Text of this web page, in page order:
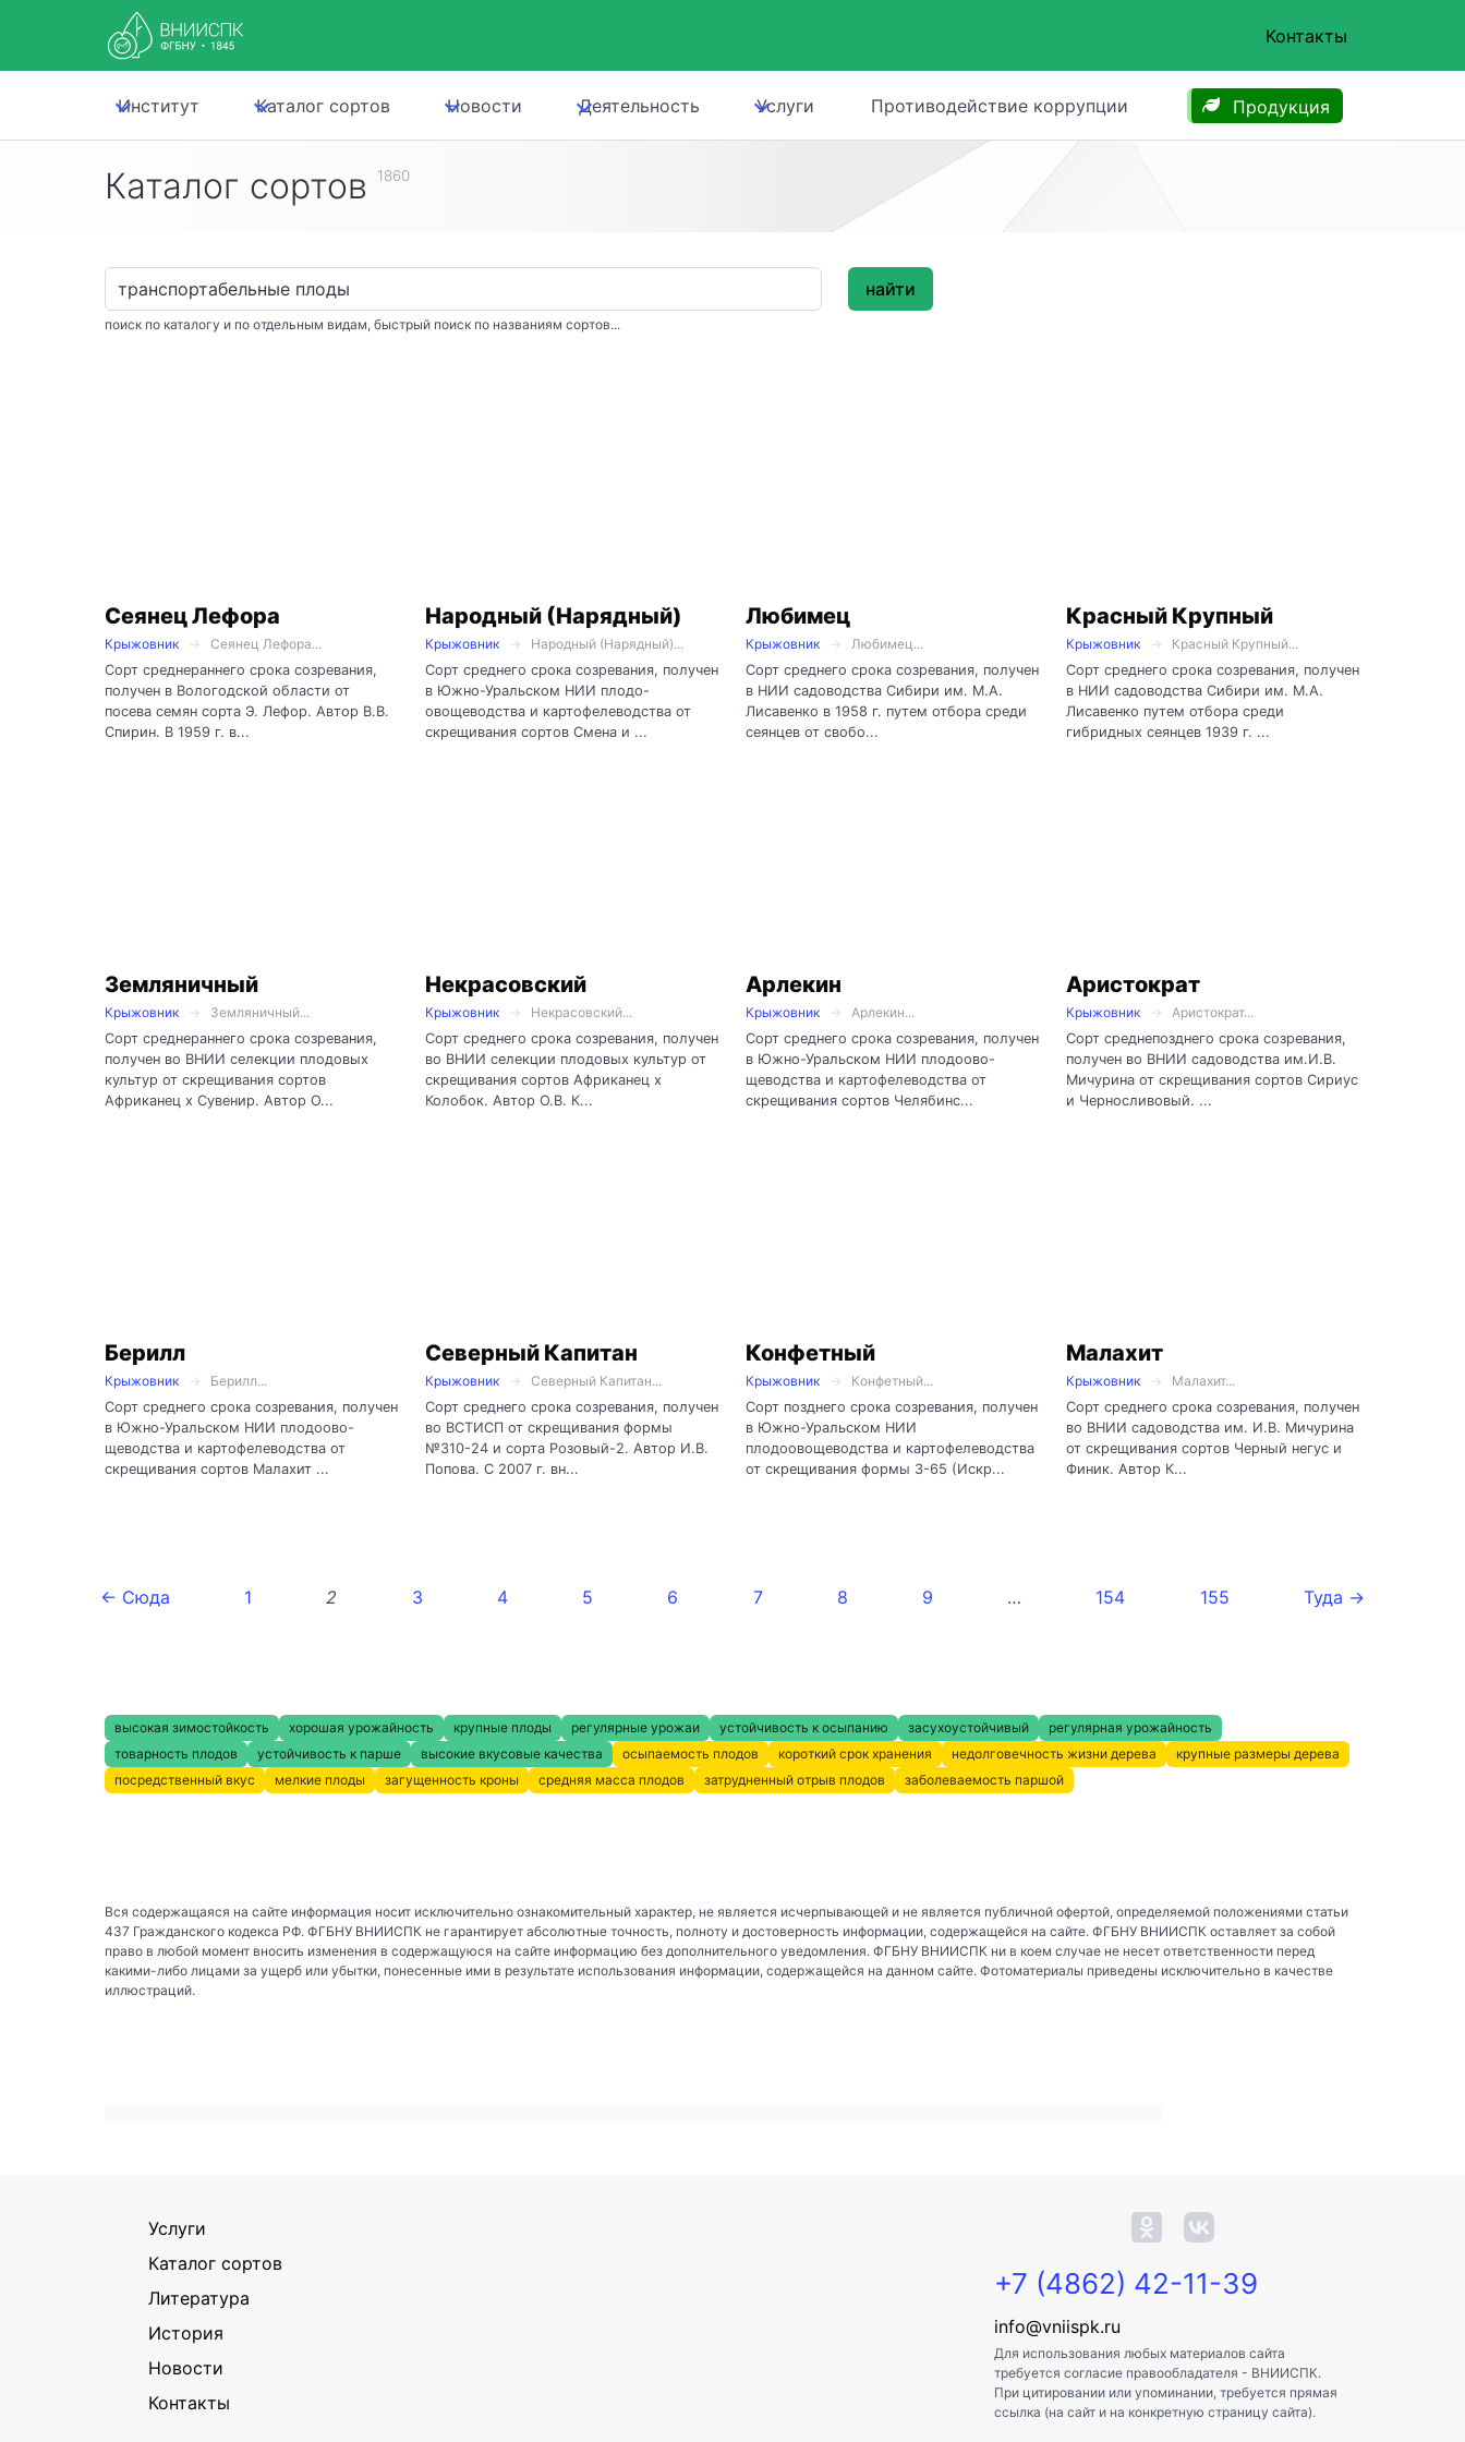
Контакты
Институт Каталог сортов Новости Деятельность Услуги Противодействие коррупции Продукция
Каталог сортов 1860
поиск по каталогу и по отдельным видам, быстрый поиск по названиям сортов...
найти
Сеянец Лефора
Крыжовник
Сеянец Лефора...
Сорт среднераннего срока созревания,
получен в Вологодской области от
посева семян сорта Э. Лефор. Автор В.В.
Спирин. В 1959 г. в...
Народный (Нарядный)
Крыжовник
Народный (Нарядный)...
Сорт среднего срока созревания, получен
в Южно-Уральском НИИ плодо-
овощеводства и картофелеводства от
скрещивания сортов Смена и ...
Любимец
Крыжовник
Любимец...
Сорт среднего срока созревания, получен
в НИИ садоводства Сибири им. М.А.
Лисавенко в 1958 г. путем отбора среди
сеянцев от свобо...
Красный Крупный
Крыжовник
Красный Крупный...
Сорт среднего срока созревания, получен
в НИИ садоводства Сибири им. М.А.
Лисавенко путем отбора среди
гибридных сеянцев 1939 г. ...
Земляничный
Крыжовник
Земляничный...
Сорт среднераннего срока созревания,
получен во ВНИИ селекции плодовых
культур от скрещивания сортов
Африканец х Сувенир. Автор О...
Некрасовский
Крыжовник
Некрасовский...
Сорт среднего срока созревания, получен
во ВНИИ селекции плодовых культур от
скрещивания сортов Африканец х
Колобок. Автор О.В. К...
Арлекин
Крыжовник
Арлекин...
Сорт среднего срока созревания, получен
в Южно-Уральском НИИ плодоово-
щеводства и картофелеводства от
скрещивания сортов Челябинс...
Аристократ
Крыжовник
Аристократ...
Сорт среднепозднего срока созревания,
получен во ВНИИ садоводства им.И.В.
Мичурина от скрещивания сортов Сириус
и Черносливовый. ...
Берилл
Крыжовник
Берилл...
Сорт среднего срока созревания, получен
в Южно-Уральском НИИ плодоово-
щеводства и картофелеводства от
скрещивания сортов Малахит ...
Северный Капитан
Крыжовник
Северный Капитан...
Сорт среднего срока созревания, получен
во ВСТИСП от скрещивания формы
№310-24 и сорта Розовый-2. Автор И.В.
Попова. С 2007 г. вн...
Конфетный
Крыжовник
Конфетный...
Сорт позднего срока созревания, получен
в Южно-Уральском НИИ
плодоовощеводства и картофелеводства
от скрещивания формы 3-65 (Искр...
Малахит
Крыжовник
Малахит...
Сорт среднего срока созревания, получен
во ВНИИ садоводства им. И.В. Мичурина
от скрещивания сортов Черный негус и
Финик. Автор К...
← Сюда 1 2 3 4 5 6 7 8 9 … 154 155 Туда →
высокая зимостойкость хорошая урожайность крупные плоды регулярные урожаи устойчивость к осыпанию засухоустойчивый
регулярная урожайность
товарность плодов
устойчивость к парше высокие вкусовые качества осыпаемость плодов короткий срок хранения недолговечность жизни дерева
крупные размеры дерева
посредственный вкус
мелкие плоды загущенность кроны средняя масса плодов затрудненный отрыв плодов заболеваемость паршой
Вся содержащаяся на сайте информация носит исключительно ознакомительный характер, не является исчерпывающей и не является публичной офертой, определяемой положениями статьи
437 Гражданского кодекса РФ. ФГБНУ ВНИИСПК не гарантирует абсолютные точность, полноту и достоверность информации, содержащейся на сайте. ФГБНУ ВНИИСПК оставляет за собой
право в любой момент вносить изменения в содержащуюся на сайте информацию без дополнительного уведомления. ФГБНУ ВНИИСПК ни в коем случае не несет ответственности перед
какими-либо лицами за ущерб или убытки, понесенные ими в результате использования информации, содержащейся на данном сайте. Фотоматериалы приведены исключительно в качестве
иллюстраций.
Услуги
Каталог сортов
Литература
История
Новости
Контакты
+7 (4862) 42-11-39
info@vniispk.ru
Для использования любых материалов сайта
требуется согласие правообладателя - ВНИИСПК.
При цитировании или упоминании, требуется прямая
ссылка (на сайт и на конкретную страницу сайта).